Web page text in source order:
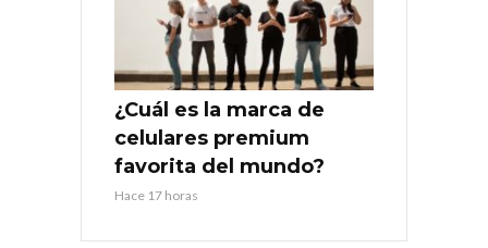
¿Cuál es la marca de
celulares premium
favorita del mundo?
Hace 17 horas